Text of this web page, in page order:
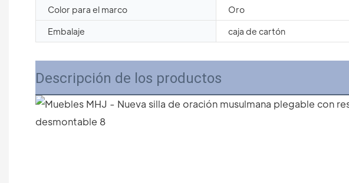
Color para el marco Oro
Embalaje caja de cartón
Descripción de los productos